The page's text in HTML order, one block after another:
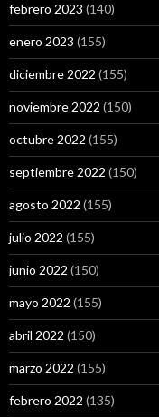
febrero 2023 (140)
enero 2023 (155)
diciembre 2022 (155)
noviembre 2022 (150)
octubre 2022 (155)
septiembre 2022 (150)
agosto 2022 (155)
julio 2022 (155)
junio 2022 (150)
mayo 2022 (155)
abril 2022 (150)
marzo 2022 (155)
febrero 2022 (135)